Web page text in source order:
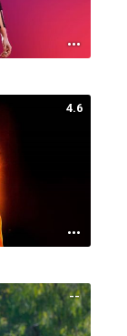
4.6
--